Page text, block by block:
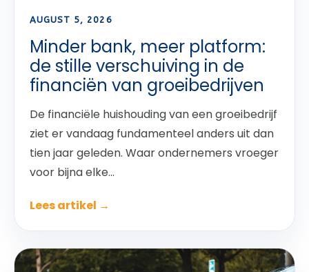
AUGUST 5, 2026
Minder bank, meer platform:
de stille verschuiving in de
financiën van groeibedrijven
De financiële huishouding van een groeibedrijf
ziet er vandaag fundamenteel anders uit dan
tien jaar geleden. Waar ondernemers vroeger
voor bijna elke...
Lees artikel →